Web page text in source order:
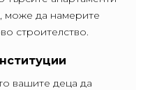
може да намерите
строителство.
вашите деца да